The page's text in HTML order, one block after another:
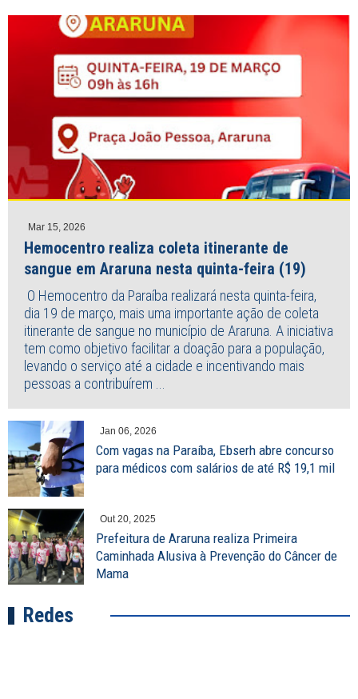
Mar 15, 2026
Hemocentro realiza coleta itinerante de
sangue em Araruna nesta quinta-feira (19)
O Hemocentro da Paraíba realizará nesta quinta-feira,
dia 19 de março, mais uma importante ação de coleta
itinerante de sangue no município de Araruna. A iniciativa
tem como objetivo facilitar a doação para a população,
levando o serviço até a cidade e incentivando mais
pessoas a contribuírem ...
Jan 06, 2026
Com vagas na Paraíba, Ebserh abre concurso
para médicos com salários de até R$ 19,1 mil
Out 20, 2025
Prefeitura de Araruna realiza Primeira
Caminhada Alusiva à Prevenção do Câncer de
Mama
Redes